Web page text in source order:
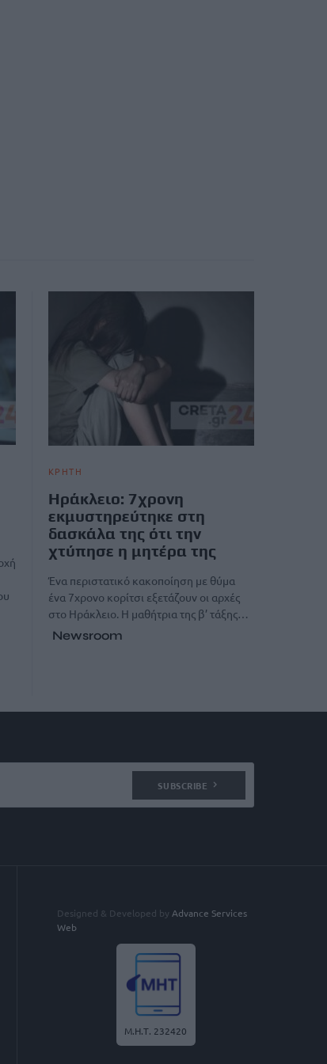
ΚΡΗΤΗ
Ηράκλειο: 7χρονη
εκμυστηρεύτηκε στη
δασκάλα της ότι την
χτύπησε η μητέρα της
Ένα περιστατικό κακοποίηση με θύμα
ένα 7χρονο κορίτσι εξετάζουν οι αρχές
στο Ηράκλειο. Η μαθήτρια της β’ τάξης…
Newsroom
SUBSCRIBE
Designed & Developed by Advance Services
Web
Μ.Η.Τ. 232420